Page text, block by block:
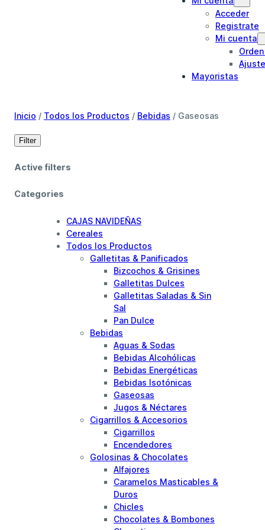
Acceder
Registrate
Mi cuenta
Mayoristas
Inicio / Todos los Productos / Bebidas / Gaseosas
Filter
Active filters
Categories
CAJAS NAVIDEÑAS
Cereales
Todos los Productos
Galletitas & Panificados
Bizcochos & Grisines
Galletitas Dulces
Galletitas Saladas & Sin
Sal
Pan Dulce
Bebidas
Aguas & Sodas
Bebidas Alcohólicas
Bebidas Energéticas
Bebidas Isotónicas
Gaseosas
Jugos & Néctares
Cigarrillos & Accesorios
Cigarrillos
Encendedores
Golosinas & Chocolates
Alfajores
Caramelos Masticables &
Duros
Chicles
Chocolates & Bombones